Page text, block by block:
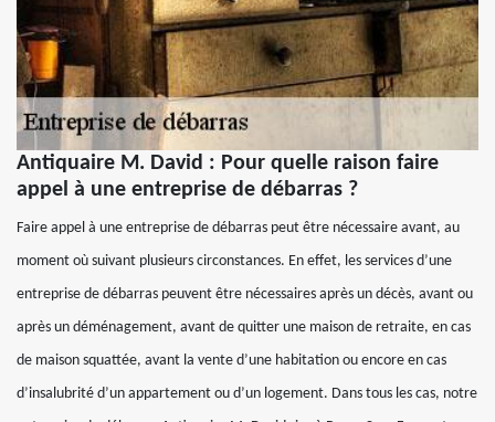
Antiquaire M. David : Pour quelle raison faire
appel à une entreprise de débarras ?
Faire appel à une entreprise de débarras peut être nécessaire avant, au
moment où suivant plusieurs circonstances. En effet, les services d’une
entreprise de débarras peuvent être nécessaires après un décès, avant ou
après un déménagement, avant de quitter une maison de retraite, en cas
de maison squattée, avant la vente d’une habitation ou encore en cas
d’insalubrité d’un appartement ou d’un logement. Dans tous les cas, notre